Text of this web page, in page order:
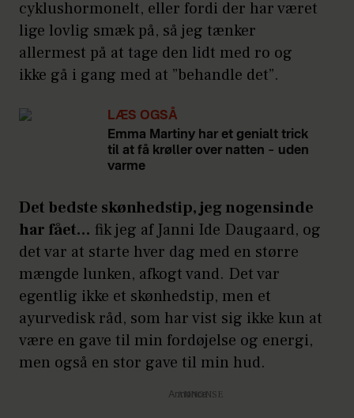
cyklushormonelt, eller fordi der har været
lige lovlig smæk på, så jeg tænker
allermest på at tage den lidt med ro og
ikke gå i gang med at ”behandle det”.
LÆS OGSÅ
Emma Martiny har et genialt trick
til at få krøller over natten – uden
varme
Det bedste skønhedstip, jeg nogensinde
har fået… fik jeg af Janni Ide Daugaard, og
det var at starte hver dag med en større
mængde lunken, afkogt vand. Det var
egentlig ikke et skønhedstip, men et
ayurvedisk råd, som har vist sig ikke kun at
være en gave til min fordøjelse og energi,
men også en stor gave til min hud.
Annonce